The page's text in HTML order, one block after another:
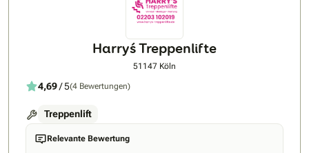
Harry´s Treppenlifte
51147 Köln
4,69/ 5(4 Bewertungen)
Treppenlift
Relevante Bewertung